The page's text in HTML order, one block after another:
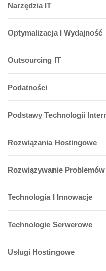
Narzędzia IT
Optymalizacja I Wydajność
Outsourcing IT
Podatności
Podstawy Technologii
Rozwiązania Hostingowe
Rozwiązywanie
Technologia I Innowacje
Technologie Serwerowe
Usługi Hostingowe